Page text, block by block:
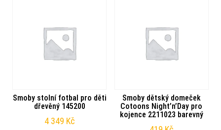
Smoby stolní fotbal pro děti
dřevěný 145200
4 349 Kč
Smoby dětský domeček
Cotoons Night’n’Day pro
kojence 2211023 barevný